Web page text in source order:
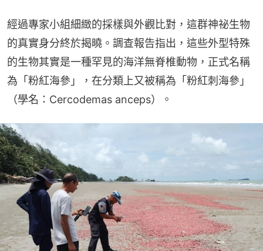
經過專家小組細緻的採樣與外觀比對，這群神祕生物
的真實身分終於揭曉。調查報告指出，這些外型特殊
的生物其實是一種罕見的海洋無脊椎動物，正式名稱
為「粉紅海參」，在分類上又被稱為「粉紅刺海參」
（學名：Cercodemas anceps）。